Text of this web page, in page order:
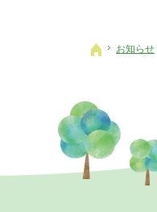
ホーム
お知らせ